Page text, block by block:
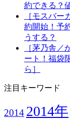
約できる？
［モスバー
約開始！予
うする？
［茅乃舎／
ート！福袋
ら］
注目キーワード
2014 2014年